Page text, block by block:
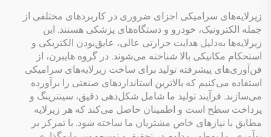
زیرلایه‌های سرامیکی اجزای ضروری در کاربردهای مختلفی از
جمله الکترونیک، خودرو و دستگاه‌های پزشکی هستند. این
زیرلایه‌ها به‌دلیل هدایت حرارتی عالی، عایق‌بودن الکتریکی و
استحکام مکانیکی بالا شناخته می‌شوند. در گروه هایبرن، از
فن‌آوری‌های پیشرفته تولید برای ساخت زیرلایه‌های سرامیکی
استفاده می‌کنیم که بالاترین استانداردهای صنعتی را برآورده
می‌سازند. فرآیند تولید ما شامل شکل‌دهی دقیق، سینترینگ و
پرداخت سطح است و اطمینان حاصل می‌کند که هر زیرلایه
مطابق با نیازهای خاص مشتریان ما ساخته شود. با تمرکز بر